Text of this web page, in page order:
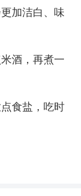
加洁白、味
酒，再煮一
食盐，吃时